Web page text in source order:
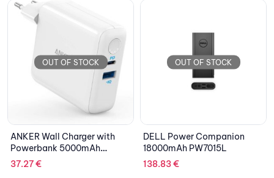
OUT OF STOCK
ANKER Wall Charger with
Powerbank 5000mAh
Powercore III Fusion White
37.27€
OUT OF STOCK
DELL Power Companion
18000mAh PW7015L
138.83€